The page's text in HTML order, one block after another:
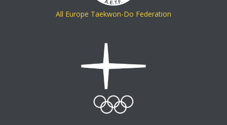
All Europe Taekwon-Do Federation